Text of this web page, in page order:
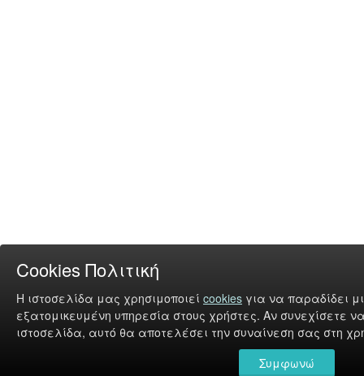
Cookies Πολιτική
Η ιστοσελίδα μας χρησιμοποιεί cookies για να παραδίδει
εξατομικευμένη υπηρεσία στους χρήστες. Αν συνεχίσετε
ιστοσελίδα, αυτό θα αποτελέσει την συναίνεση σας στη
Συμφωνώ